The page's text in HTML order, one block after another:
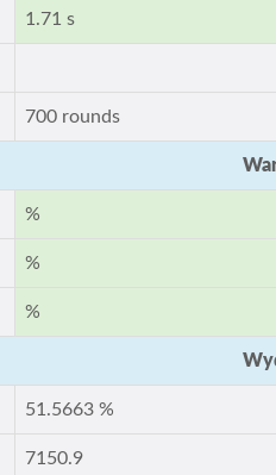
1.71 s
700 rounds
%
%
%
51.5663 %
7150.9